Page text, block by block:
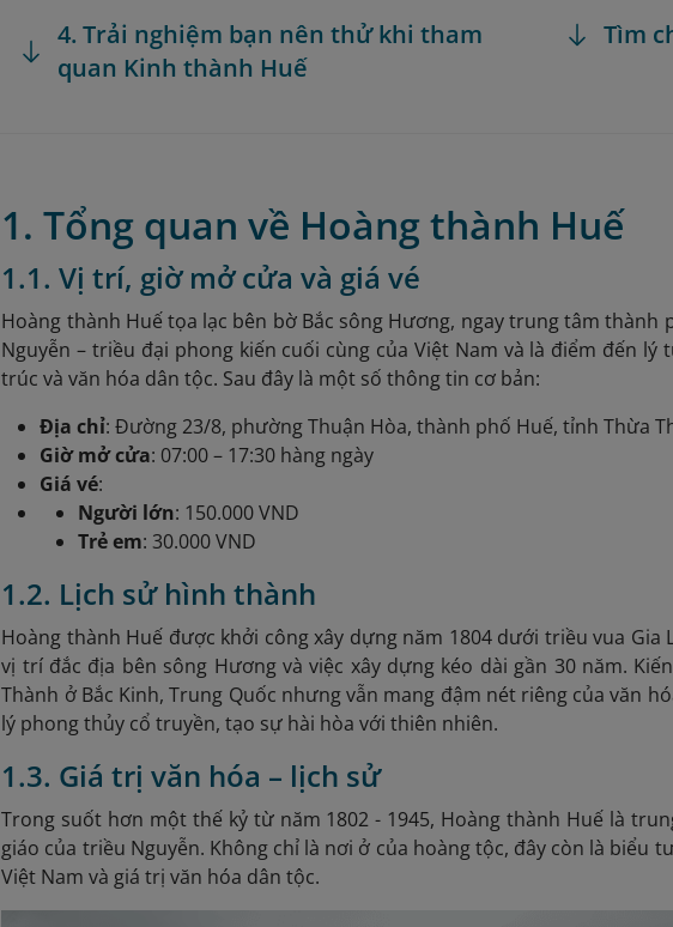
4. Trải nghiệm bạn nên thử khi tham
quan Kinh thành Huế
Tìm
1. Tổng quan về Hoàng thành Huế
1.1. Vị trí, giờ mở cửa và giá vé
Hoàng thành Huế tọa lạc bên bờ Bắc sông Hương, ngay trung tâm
Nguyễn – triều đại phong kiến cuối cùng của Việt Nam và là điểm đến
trúc và văn hóa dân tộc. Sau đây là một số thông tin cơ bản:
Địa chỉ: Đường 23/8, phường Thuận Hòa, thành phố Huế, tỉnh Thừa
Giờ mở cửa: 07:00 – 17:30 hàng ngày
Giá vé:
Người lớn: 150.000 VND
Trẻ em: 30.000 VND
1.2. Lịch sử hình thành
Hoàng thành Huế được khởi công xây dựng năm 1804 dưới triều vua Gia
vị trí đắc địa bên sông Hương và việc xây dựng kéo dài gần 30 năm.
Thành ở Bắc Kinh, Trung Quốc nhưng vẫn mang đậm nét riêng của văn
lý phong thủy cổ truyền, tạo sự hài hòa với thiên nhiên.
1.3. Giá trị văn hóa – lịch sử
Trong suốt hơn một thế kỷ từ năm 1802 - 1945, Hoàng thành Huế là
giáo của triều Nguyễn. Không chỉ là nơi ở của hoàng tộc, đây còn là biểu
Việt Nam và giá trị văn hóa dân tộc.